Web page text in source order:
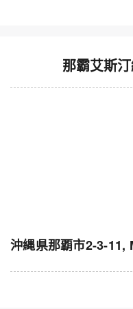
那霸艾斯
沖縄県那覇市2-3-11,